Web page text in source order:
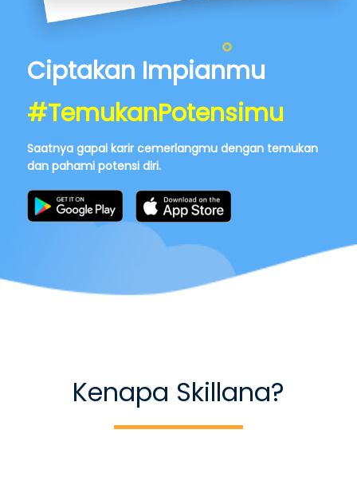
Ciptakan Impianmu
#TemukanPotensimu
Saatnya gapai karir cemerlangmu dengan temukan
dan pahami potensi diri.
Kenapa Skillana?